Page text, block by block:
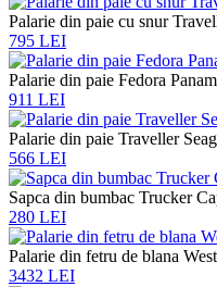
Palarie din paie cu snur
795 LEI
Palarie din paie Fedora
911 LEI
Palarie din paie Traveller
566 LEI
Sapca din bumbac Trucker
280 LEI
Palarie din fetru de blana
3432 LEI